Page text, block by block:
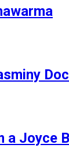
a Joyce